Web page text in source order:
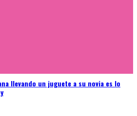
llevando un juguete a su novia es lo